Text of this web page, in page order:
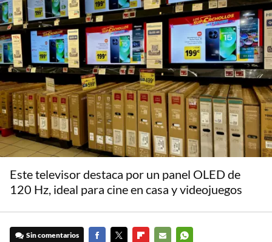
Este televisor destaca por un panel OLED de
120 Hz, ideal para cine en casa y videojuegos
Sin comentarios